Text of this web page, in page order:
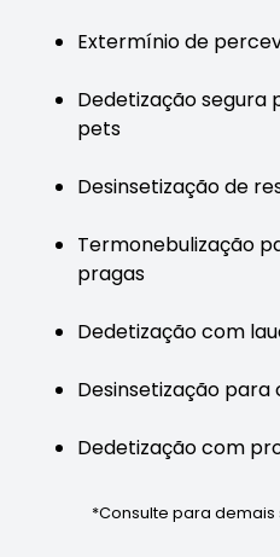
Extermínio de
Dedetização segura
pets
Desinsetização de
Termonebulização
pragas
Dedetização com
Desinsetização
Dedetização com
*Consulte para